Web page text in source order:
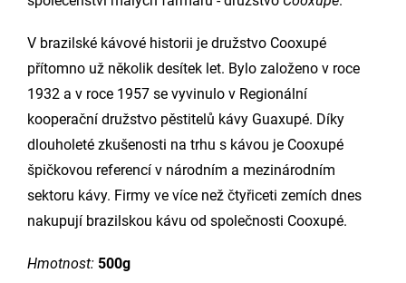
V brazilské kávové historii je družstvo Cooxupé
přítomno už několik desítek let. Bylo založeno v roce
1932 a v roce 1957 se vyvinulo v Regionální
kooperační družstvo pěstitelů kávy Guaxupé. Díky
dlouholeté zkušenosti na trhu s kávou je Cooxupé
špičkovou referencí v národním a mezinárodním
sektoru kávy. Firmy ve více než čtyřiceti zemích dnes
nakupují brazilskou kávu od společnosti Cooxupé.
Hmotnost: 500g